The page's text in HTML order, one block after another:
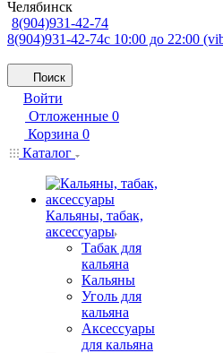
Челябинск
8(904)931-42-74
8(904)931-42-74с 10:00 до 22:00
Поиск
Войти
Отложенные 0
Корзина 0
Каталог
Кальяны, табак,
аксессуары
Табак для
кальяна
Кальяны
Уголь для
кальяна
Аксессуары
для кальяна